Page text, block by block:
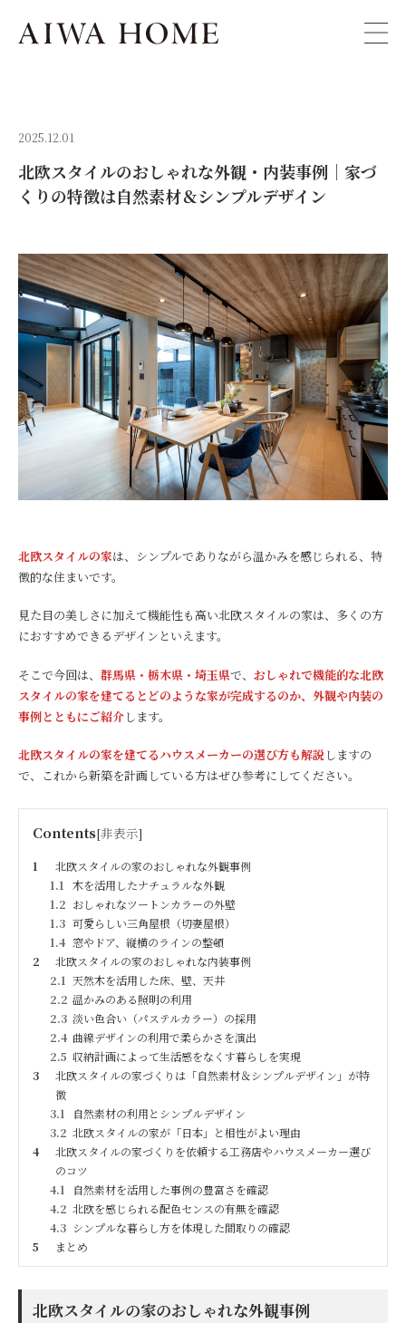
2025.12.01
北欧スタイルのおしゃれな外観・内装事例｜家づ
くりの特徴は自然素材＆シンプルデザイン
北欧スタイルの家は、シンプルでありながら温かみを感じられる、特
徴的な住まいです。
見た目の美しさに加えて機能性も高い北欧スタイルの家は、多くの方
におすすめできるデザインといえます。
そこで今回は、 群馬県・栃木県・埼玉県で、 おしゃれで機能的な北欧
スタイルの家を建てるとどのような家が完成するのか、外観や内装の
事例とともにご紹介します。
北欧スタイルの家を建てるハウスメーカーの選び方も解説しますの
で、これから新築を計画している方はぜひ参考にしてください。
Contents[非表示]
1
北欧スタイルの家のおしゃれな外観事例
1.1
木を活用したナチュラルな外観
1.2 おしゃれなツートンカラーの外壁
1.3 可愛らしい三角屋根（切妻屋根）
1.4 窓やドア、縦横のラインの整頓
2
北欧スタイルの家のおしゃれな内装事例
2.1 天然木を活用した床、壁、天井
2.2 温かみのある照明の利用
2.3 淡い色合い（パステルカラー）の採用
2.4 曲線デザインの利用で柔らかさを演出
2.5 収納計画によって生活感をなくす暮らしを実現
3
北欧スタイルの家づくりは「自然素材＆シンプルデザイン」が特
徴
3.1
自然素材の利用とシンプルデザイン
3.2 北欧スタイルの家が「日本」と相性がよい理由
4
北欧スタイルの家づくりを依頼する工務店やハウスメーカー選び
のコツ
4.1
自然素材を活用した事例の豊富さを確認
4.2 北欧を感じられる配色センスの有無を確認
4.3 シンプルな暮らし方を体現した間取りの確認
5
まとめ
北欧スタイルの家のおしゃれな外観事例